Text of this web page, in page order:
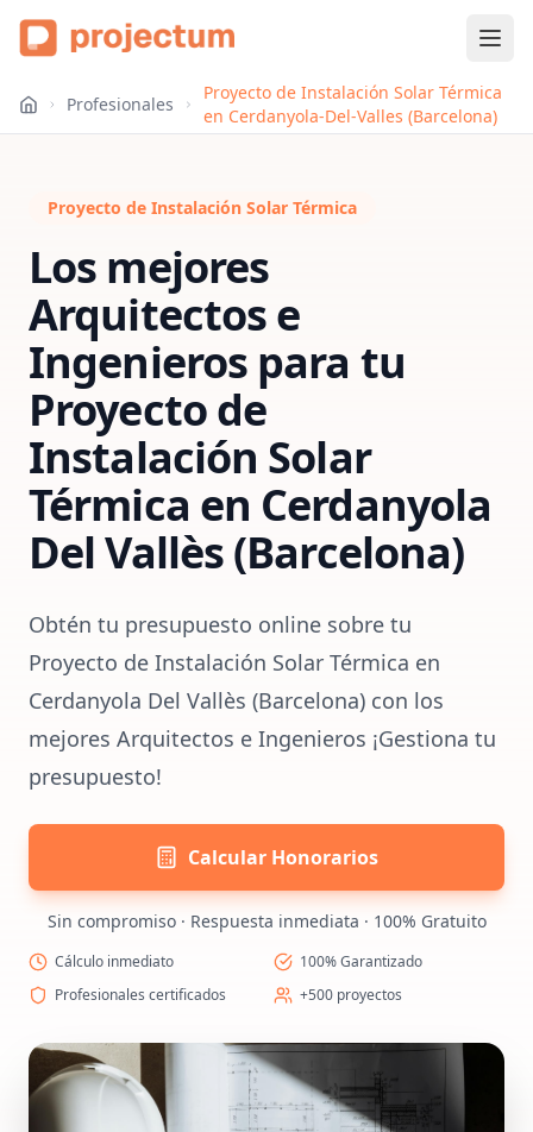
Profesionales
Proyecto de Instalación Solar Térmica
en Cerdanyola-Del-Valles (Barcelona)
Proyecto de Instalación Solar Térmica
Los mejores
Arquitectos e
Ingenieros para tu
Proyecto de
Instalación Solar
Térmica en Cerdanyola
Del Vallès (Barcelona)
Obtén tu presupuesto online sobre tu
Proyecto de Instalación Solar Térmica en
Cerdanyola Del Vallès (Barcelona) con los
mejores Arquitectos e Ingenieros ¡Gestiona tu
presupuesto!
Calcular Honorarios
Sin compromiso · Respuesta inmediata · 100% Gratuito
Cálculo inmediato
100% Garantizado
Profesionales certificados
+500 proyectos